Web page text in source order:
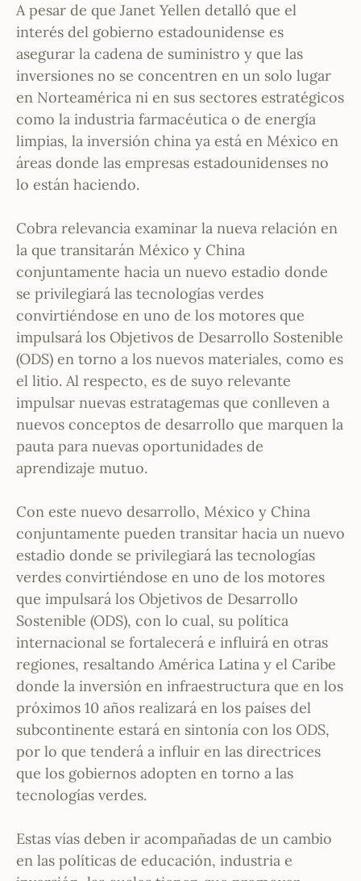
A pesar de que Janet Yellen detalló que el
interés del gobierno estadounidense es
asegurar la cadena de suministro y que las
inversiones no se concentren en un solo lugar
en Norteamérica ni en sus sectores estratégicos
como la industria farmacéutica o de energía
limpias, la inversión china ya está en México en
áreas donde las empresas estadounidenses no
lo están haciendo.
Cobra relevancia examinar la nueva relación en
la que transitarán México y China
conjuntamente hacia un nuevo estadio donde
se privilegiará las tecnologías verdes
convirtiéndose en uno de los motores que
impulsará los Objetivos de Desarrollo Sostenible
(ODS) en torno a los nuevos materiales, como es
el litio. Al respecto, es de suyo relevante
impulsar nuevas estratagemas que conlleven a
nuevos conceptos de desarrollo que marquen la
pauta para nuevas oportunidades de
aprendizaje mutuo.
Con este nuevo desarrollo, México y China
conjuntamente pueden transitar hacia un nuevo
estadio donde se privilegiará las tecnologías
verdes convirtiéndose en uno de los motores
que impulsará los Objetivos de Desarrollo
Sostenible (ODS), con lo cual, su política
internacional se fortalecerá e influirá en otras
regiones, resaltando América Latina y el Caribe
donde la inversión en infraestructura que en los
próximos 10 años realizará en los países del
subcontinente estará en sintonía con los ODS,
por lo que tenderá a influir en las directrices
que los gobiernos adopten en torno a las
tecnologías verdes.
Estas vías deben ir acompañadas de un cambio
en las políticas de educación, industria e